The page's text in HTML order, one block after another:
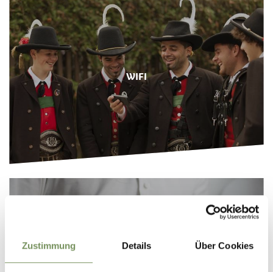
Zustimmung Details Über Cookies
WIFI